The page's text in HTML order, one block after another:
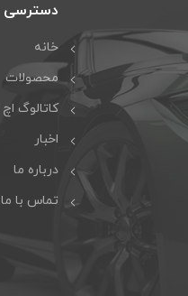
دسترسی
خانه
محصولات
کاتالوگ
اخبار
درباره ما
تماس با ما